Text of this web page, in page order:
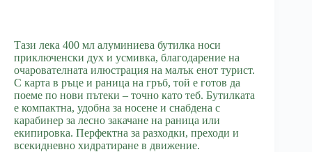
Тази лека 400 мл алуминиева бутилка носи
приключенски дух и усмивка, благодарение на
очарователната илюстрация на малък енот турист.
С карта в ръце и раница на гръб, той е готов да
поеме по нови пътеки – точно като теб. Бутилката
е компактна, удобна за носене и снабдена с
карабинер за лесно закачане на раница или
екипировка. Перфектна за разходки, преходи и
всекидневно хидратиране в движение.